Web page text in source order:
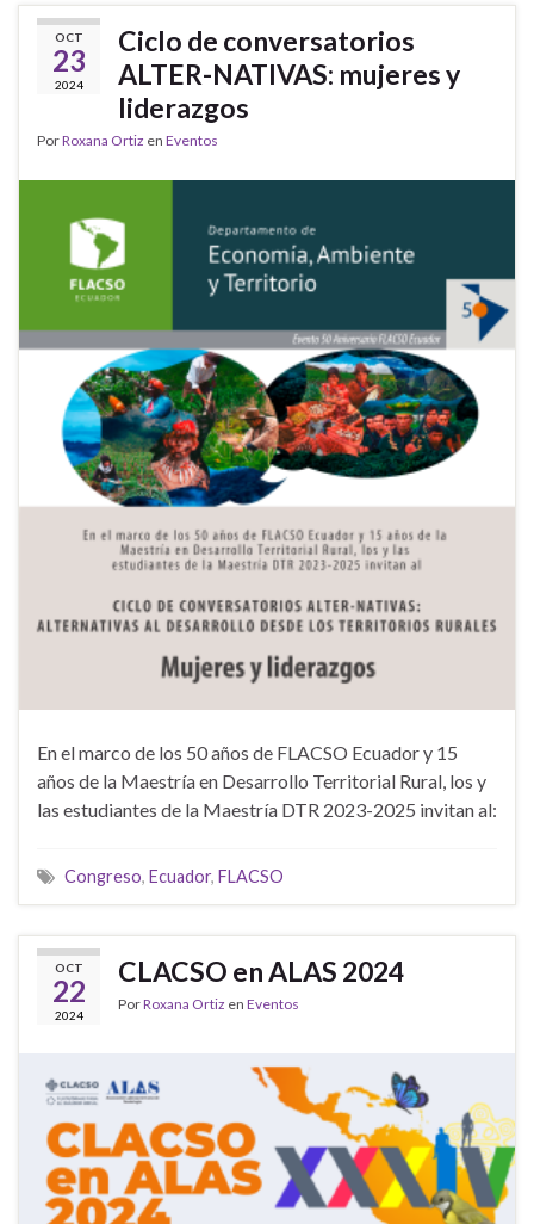
OCT
23
2024
Ciclo de conversatorios
ALTER-NATIVAS: mujeres y
liderazgos
PorRoxana Ortiz en Eventos
En el marco de los 50 años de FLACSO Ecuador y 15
años de la Maestría en Desarrollo Territorial Rural, los y
las estudiantes de la Maestría DTR 2023-2025 invitan al:
Congreso, Ecuador, FLACSO
OCT
22
2024
CLACSO en ALAS 2024
PorRoxana Ortiz en Eventos